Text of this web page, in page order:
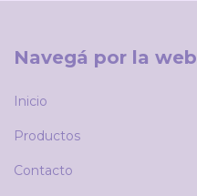
Navegá por la web
Inicio
Productos
Contacto